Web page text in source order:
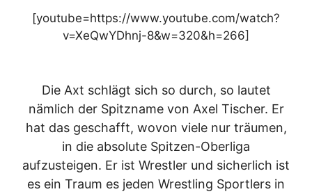
[youtube=https://www.youtube.com/watch?
v=XeQwYDhnj-8&w=320&h=266]
Die Axt schlägt sich so durch, so lautet
nämlich der Spitzname von Axel Tischer. Er
hat das geschafft, wovon viele nur träumen,
in die absolute Spitzen-Oberliga
aufzusteigen. Er ist Wrestler und sicherlich ist
es ein Traum es jeden Wrestling Sportlers in